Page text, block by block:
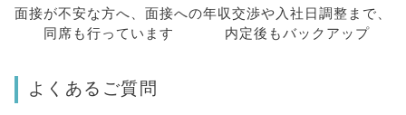
面接が不安な方へ、 面接への
同席も行っています
年収交渉や入社日調整まで、
内定後もバックアップ
よくあるご質問